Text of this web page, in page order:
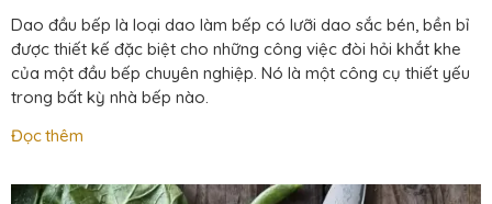
Dao đầu bếp là loại dao làm bếp có lưỡi dao sắc bén, bền bỉ
được thiết kế đặc biệt cho những công việc đòi hỏi khắt khe
của một đầu bếp chuyên nghiệp. Nó là một công cụ thiết yếu
trong bất kỳ nhà bếp nào.
Đọc thêm